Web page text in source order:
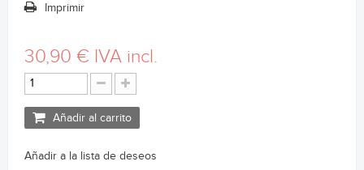
Imprimir
30,90 € IVA incl.
Añadir al carrito
Añadir a la lista de deseos